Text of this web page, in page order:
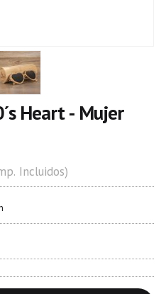
Heart - Mujer
Incluidos)